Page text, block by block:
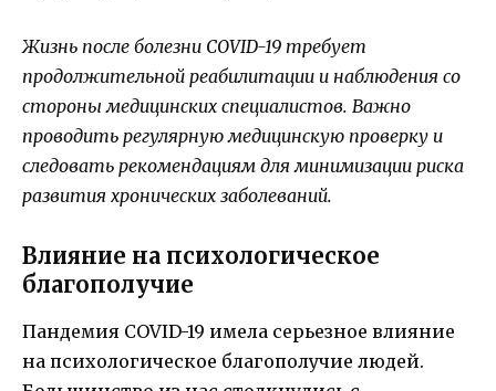
Жизнь после болезни COVID-19 требует
продолжительной реабилитации и наблюдения со
стороны медицинских специалистов. Важно
проводить регулярную медицинскую проверку и
следовать рекомендациям для минимизации риска
развития хронических заболеваний.
Влияние на психологическое
благополучие
Пандемия COVID-19 имела серьезное влияние
на психологическое благополучие людей.